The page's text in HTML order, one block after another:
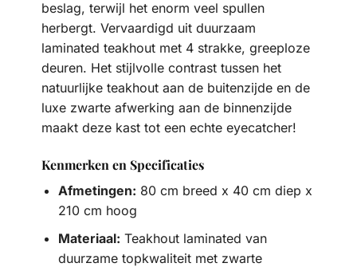
beslag, terwijl het enorm veel spullen
herbergt. Vervaardigd uit duurzaam
laminated teakhout met 4 strakke, greeploze
deuren. Het stijlvolle contrast tussen het
natuurlijke teakhout aan de buitenzijde en de
luxe zwarte afwerking aan de binnenzijde
maakt deze kast tot een echte eyecatcher!
Kenmerken en Specificaties
Afmetingen: 80 cm breed x 40 cm diep x
210 cm hoog
Materiaal: Teakhout laminated van
duurzame topkwaliteit met zwarte